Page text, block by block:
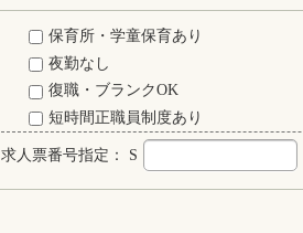
保育所・学童保育あり
夜勤なし
復職・ブランクOK
短時間正職員制度あり
求人票番号指定： S